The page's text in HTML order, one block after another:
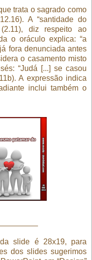
trata o sagrado como
A “santidade do
diz respeito ao
o oráculo explica: “a
fora denunciada antes
o casamento misto
“Judá [...] se casou
A expressão indica
inclui também o
slide é 28x19, para
dos slides sugerimos